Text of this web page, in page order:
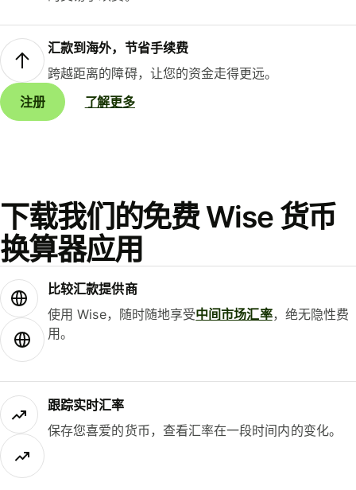
汇款到海外，节省手续费
跨越距离的障碍，让您的资金走得更远。
注册
了解更多
下载我们的免费 Wise 货币
换算器应用
比较汇款提供商
使用 Wise，随时随地享受中间市场汇率，绝无隐性费
用。
跟踪实时汇率
保存您喜爱的货币，查看汇率在一段时间内的变化。